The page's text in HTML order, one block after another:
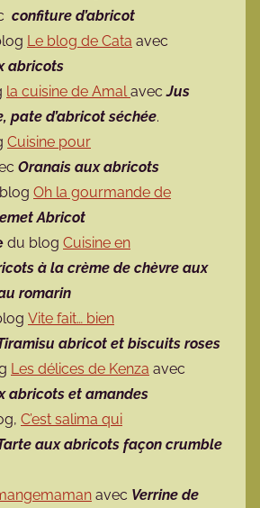
confiture d’abricot
Le blog de Cata avec
abricots
la cuisine de Amal avecJus
pate d’abricot séchée.
Cuisine pour
Oranais aux abricots
Oh la gourmande de
Abricot
du blog Cuisine en
à la crème de chèvre aux
romarin
Vite fait… bien
abricot et biscuits roses
Les délices de Kenza avec
abricots et amandes
C’est salima qui
aux abricots façon crumble
avec Verrine de